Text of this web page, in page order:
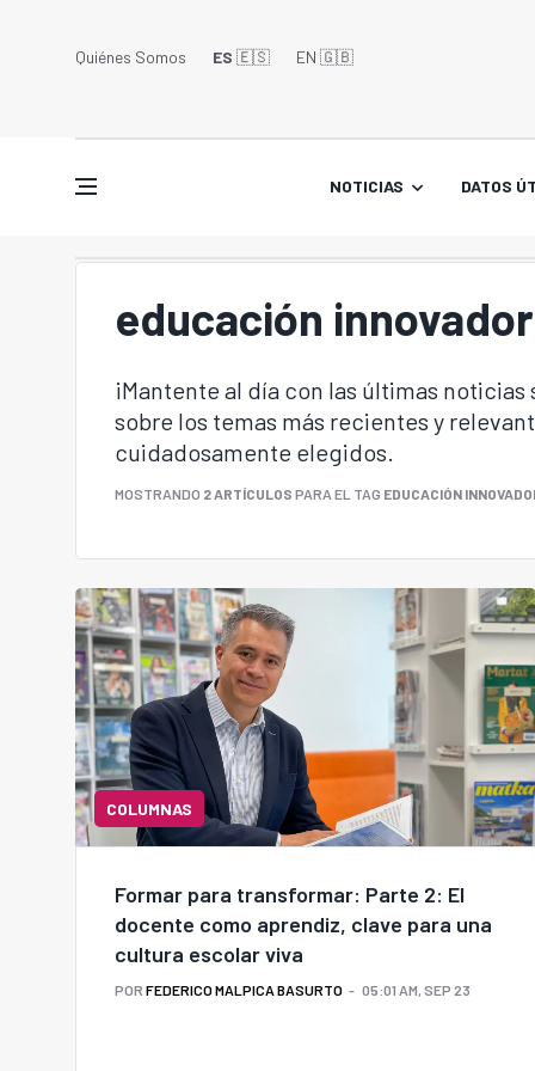
Quiénes Somos ES 🇪🇸 EN 🇬🇧󠁢󠁥󠁮󠁧󠁿
NOTICIAS DATOS
educación
¡Mantente al día con las últimas
sobre los temas más recientes y
cuidadosamente elegidos.
MOSTRANDO 2 ARTÍCULOS PARA EL TAG EDUCACIÓN
COLUMNAS
Formar para transformar: Parte 2: El
docente como aprendiz, clave para una
cultura escolar viva
POR FEDERICO MALPICA BASURTO 05:01 AM, SEP 23